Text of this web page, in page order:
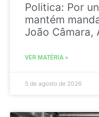
Politica: Por
mantém
João Câmara,
VER MATÉRIA »
5 de agosto de 2026